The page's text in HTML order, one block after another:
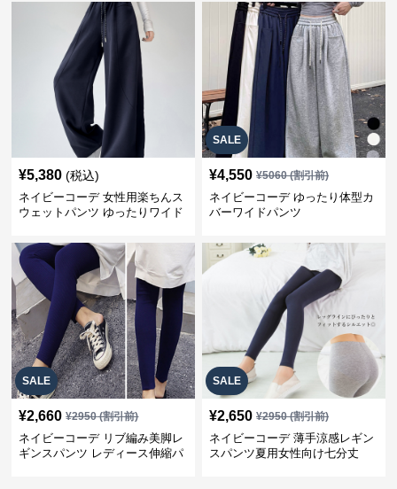
¥5,380 (税込)
ネイビーコーデ 女性用楽ちんス
ウェットパンツ ゆったりワイド
SALE
¥4,550 ¥5060(割引前)
ネイビーコーデ ゆったり体型カ
バーワイドパンツ
SALE
¥2,660 ¥2950(割引前)
ネイビーコーデ リブ編み美脚レ
ギンスパンツ レディース伸縮パ
SALE
¥2,650 ¥2950(割引前)
ネイビーコーデ 薄手涼感レギン
スパンツ夏用女性向け七分丈